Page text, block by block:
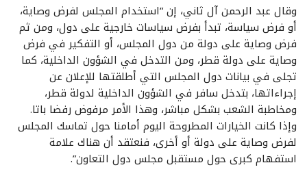
وقال عبد الرحمن آل ثاني، إن “استخدام المجلس لفرض وصاية،
أو فرض سياسة، تبدأ بفرض سياسات خارجية على دول، ومن ثم
فرض وصاية على دولة من دول المجلس، أو التفكير في فرض
وصاية على دولة قطر، ومن التدخل في الشؤون الداخلية، كما
تجلى في بيانات دول المجلس التي أطلقتها للإعلان عن
إجراءاتها، بتدخل سافر في الشؤون الداخلية لدولة قطر،
ومخاطبة الشعب بشكل مباشر، وهذا الأمر مرفوض رفضا باتا.
وإذا كانت الخيارات المطروحة اليوم أمامنا حول تماسك المجلس
لفرض وصاية على دولة أو أخرى، فنعتقد أن هناك علامة
استفهام كبرى حول مستقبل مجلس دول التعاون”.